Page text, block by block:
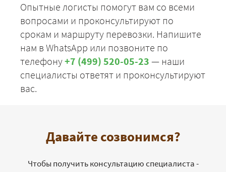
Опытные логисты помогут вам со всеми
вопросами и проконсультируют по
срокам и маршруту перевозки. Напишите
нам в WhatsApp или позвоните по
телефону+7 (499) 520-05-23 — наши
специалисты ответят и проконсультируют
вас.
Давайте созвонимся?
Чтобы получить консультацию специалиста -